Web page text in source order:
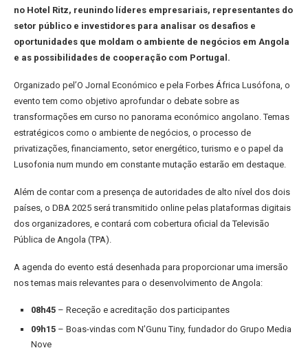
no Hotel Ritz, reunindo líderes empresariais, representantes do
setor público e investidores para analisar os desafios e
oportunidades que moldam o ambiente de negócios em Angola
e as possibilidades de cooperação com Portugal.
Organizado pel’O Jornal Económico e pela Forbes África Lusófona, o
evento tem como objetivo aprofundar o debate sobre as
transformações em curso no panorama económico angolano. Temas
estratégicos como o ambiente de negócios, o processo de
privatizações, financiamento, setor energético, turismo e o papel da
Lusofonia num mundo em constante mutação estarão em destaque.
Além de contar com a presença de autoridades de alto nível dos dois
países, o DBA 2025 será transmitido online pelas plataformas digitais
dos organizadores, e contará com cobertura oficial da Televisão
Pública de Angola (TPA).
A agenda do evento está desenhada para proporcionar uma imersão
nos temas mais relevantes para o desenvolvimento de Angola:
08h45 – Receção e acreditação dos participantes
09h15 – Boas-vindas com N’Gunu Tiny, fundador do Grupo Media
Nove